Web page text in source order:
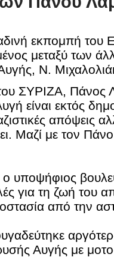
εκπομπή του
μεταξύ των
N.
ΣΥΡΙΖΑ,
είναι εκτός
απόψεις
Μαζί με τον
υποψήφιος
για τη ζωή του
από την
Αυγής με